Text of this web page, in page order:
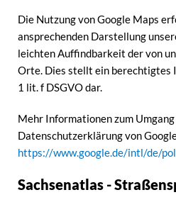
Die Nutzung von Google Maps
ansprechenden Darstellung
leichten Auffindbarkeit der von
Orte. Dies stellt ein berechtigtes
1 lit. f DSGVO dar.
Mehr Informationen zum
Datenschutzerklärung von
https://www.google.de/intl/de/
Sachsenatlas -